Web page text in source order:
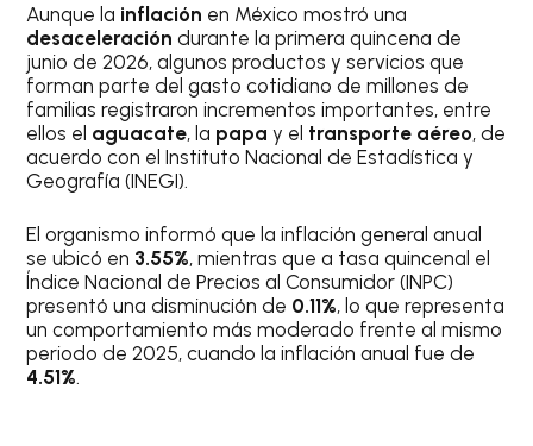
Aunque la inflación en México mostró una
desaceleración durante la primera quincena de
junio de 2026, algunos productos y servicios que
forman parte del gasto cotidiano de millones de
familias registraron incrementos importantes, entre
ellos el aguacate, la papa y el transporte aéreo, de
acuerdo con el Instituto Nacional de Estadística y
Geografía (INEGI).
El organismo informó que la inflación general anual
se ubicó en 3.55%, mientras que a tasa quincenal el
Índice Nacional de Precios al Consumidor (INPC)
presentó una disminución de 0.11%, lo que representa
un comportamiento más moderado frente al mismo
periodo de 2025, cuando la inflación anual fue de
4.51%.